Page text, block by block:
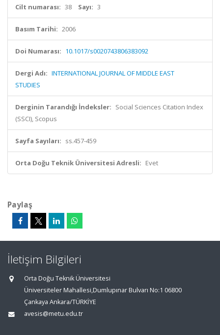
Cilt numarası: 38 Sayı: 3
Basım Tarihi: 2006
Doi Numarası: 10.1017/s0020743806383092
Dergi Adı: INTERNATIONAL JOURNAL OF MIDDLE EAST
STUDIES
Derginin Tarandığı İndeksler: Social Sciences Citation Index
(SSCI), Scopus
Sayfa Sayıları: ss.457-459
Orta Doğu Teknik Üniversitesi Adresli: Evet
Paylaş
İletişim Bilgileri
Orta Doğu Teknik Üniversitesi
Üniversiteler Mahallesi,Dumlupınar Bulvarı No:1 06800
Çankaya Ankara/TÜRKİYE
avesis@metu.edu.tr